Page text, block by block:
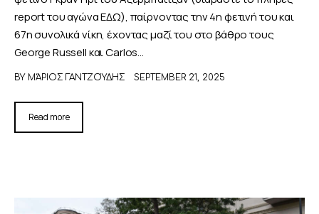
report του αγώνα ΕΔΩ), παίρνοντας την 4η φετινή του και
67η συνολικά νίκη, έχοντας μαζί του στο βάθρο τους
George Russell και Carlos…
BY ΜΆΡΙΟΣ ΓΑΝΤΖΟΎΔΗΣ SEPTEMBER 21, 2025
Read more